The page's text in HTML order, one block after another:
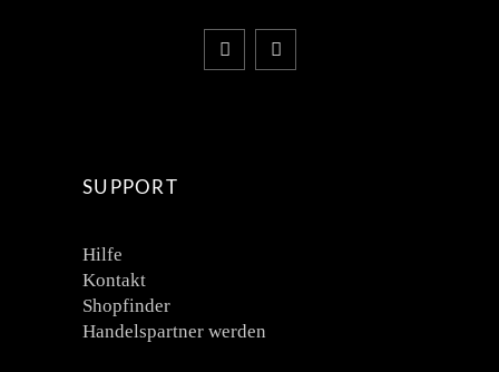
SUPPORT
Hilfe
Kontakt
Shopfinder
Handelspartner werden